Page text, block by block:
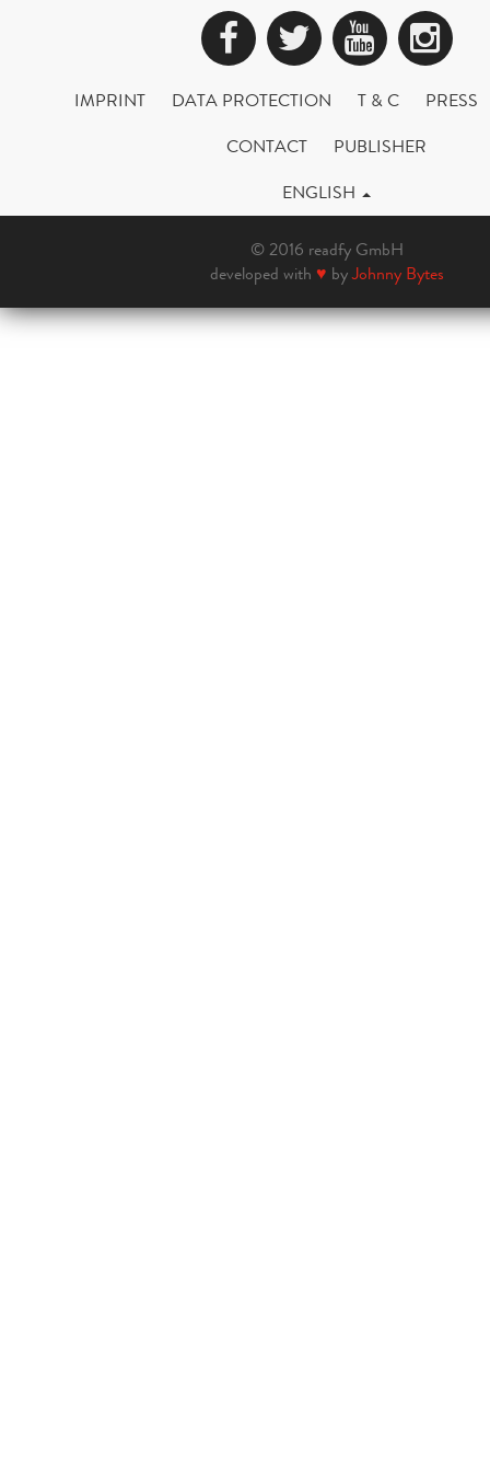
Facebook
Twitter
IMPRINT DATA PROTECTION T & C
PRESS
CONTACT
PUBLISHER
ENGLISH
© 2016 readfy GmbH
developed with ♥ byJohnny Bytes